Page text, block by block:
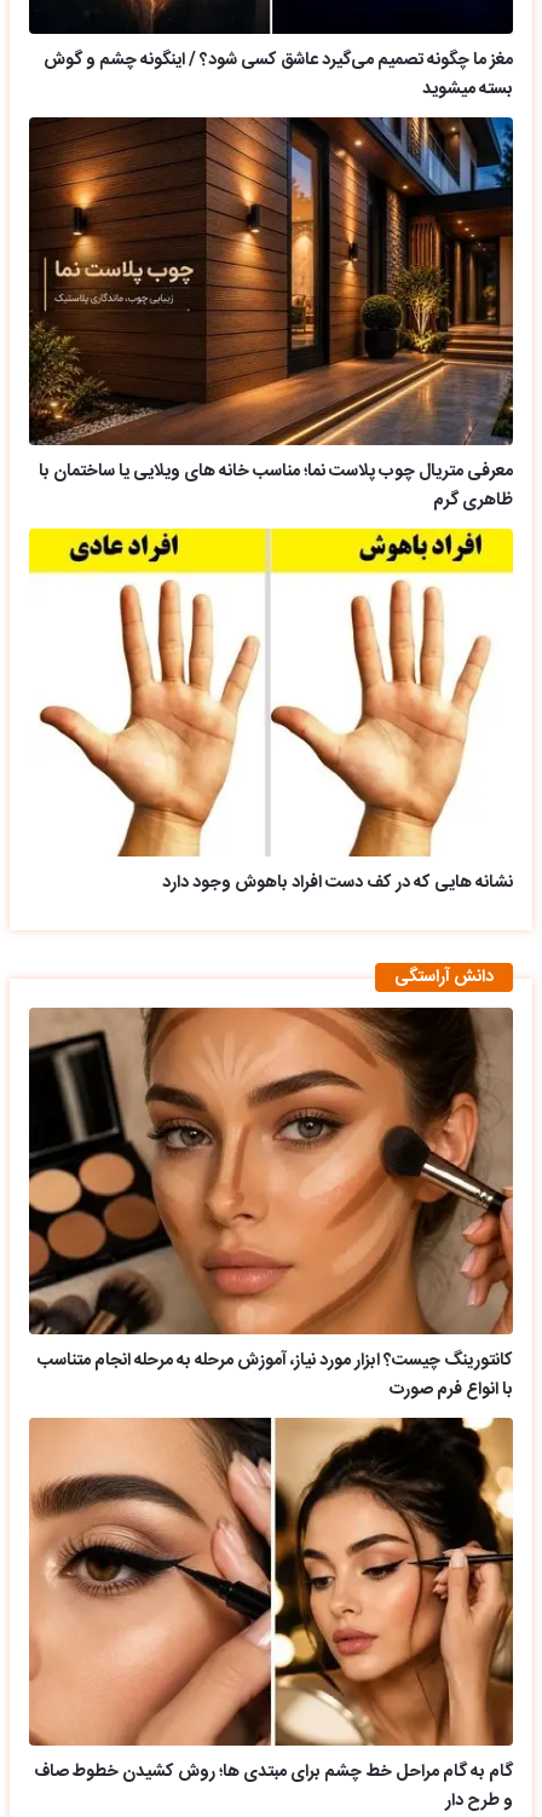
مغز ما چگونه تصمیم می‌گیرد عاشق کسی شود؟ / اینگونه چشم و گوش
بسته میشوید
معرفی متریال چوب پلاست نما؛ مناسب خانه های ویلایی یا ساختمان با
ظاهری گرم
نشانه هایی که در کف دست افراد باهوش وجود دارد
دانش آراستگی
کانتورینگ چیست؟ ابزار مورد نیاز، آموزش مرحله به مرحله انجام متناسب
با انواع فرم صورت
گام به گام مراحل خط چشم برای مبتدی ها؛ روش کشیدن خطوط صاف
و طرح دار